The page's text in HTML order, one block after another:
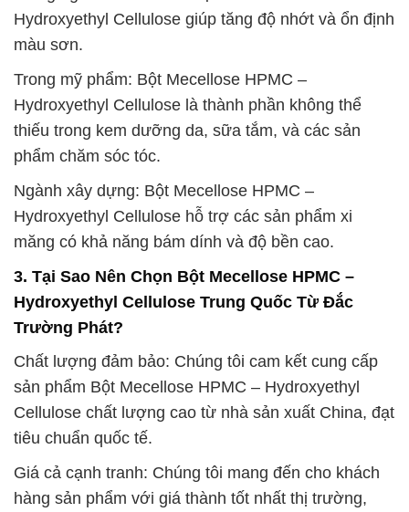
Hydroxyethyl Cellulose giúp tăng độ nhớt và ổn định
màu sơn.
Trong mỹ phẩm: Bột Mecellose HPMC –
Hydroxyethyl Cellulose là thành phần không thể
thiếu trong kem dưỡng da, sữa tắm, và các sản
phẩm chăm sóc tóc.
Ngành xây dựng: Bột Mecellose HPMC –
Hydroxyethyl Cellulose hỗ trợ các sản phẩm xi
măng có khả năng bám dính và độ bền cao.
3. Tại Sao Nên Chọn Bột Mecellose HPMC –
Hydroxyethyl Cellulose Trung Quốc Từ Đắc
Trường Phát?
Chất lượng đảm bảo: Chúng tôi cam kết cung cấp
sản phẩm Bột Mecellose HPMC – Hydroxyethyl
Cellulose chất lượng cao từ nhà sản xuất China, đạt
tiêu chuẩn quốc tế.
Giá cả cạnh tranh: Chúng tôi mang đến cho khách
hàng sản phẩm với giá thành tốt nhất thị trường,